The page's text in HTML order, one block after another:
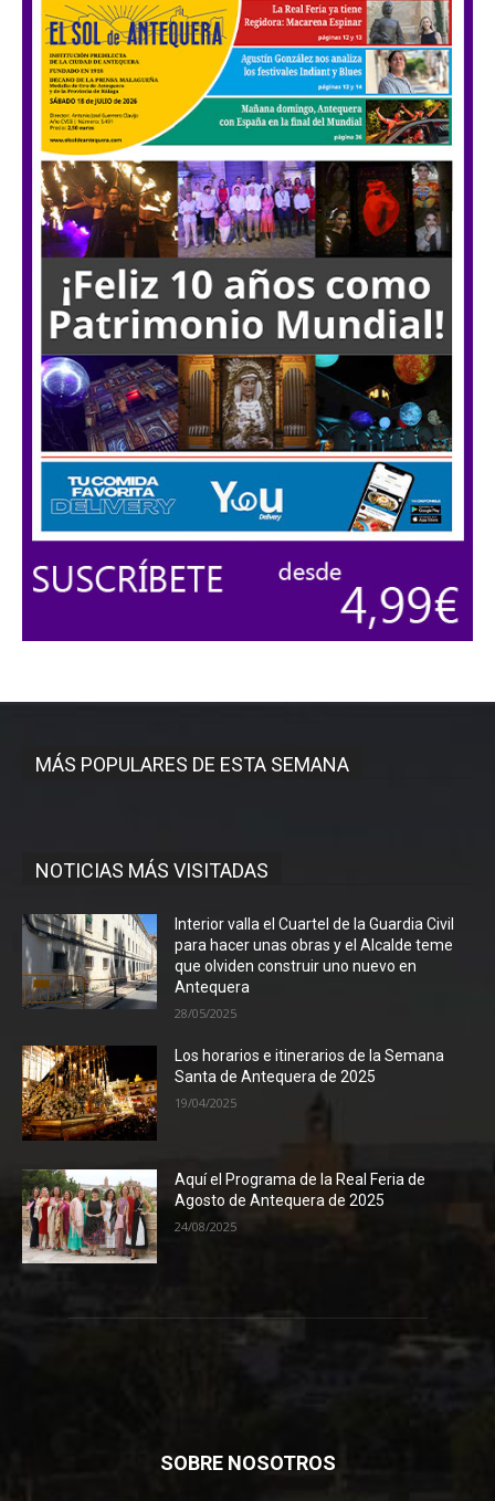
MÁS POPULARES DE ESTA SEMANA
NOTICIAS MÁS VISITADAS
Interior valla el Cuartel de la Guardia Civil
para hacer unas obras y el Alcalde teme
que olviden construir uno nuevo en
Antequera
28/05/2025
Los horarios e itinerarios de la Semana
Santa de Antequera de 2025
19/04/2025
Aquí el Programa de la Real Feria de
Agosto de Antequera de 2025
24/08/2025
SOBRE NOSOTROS